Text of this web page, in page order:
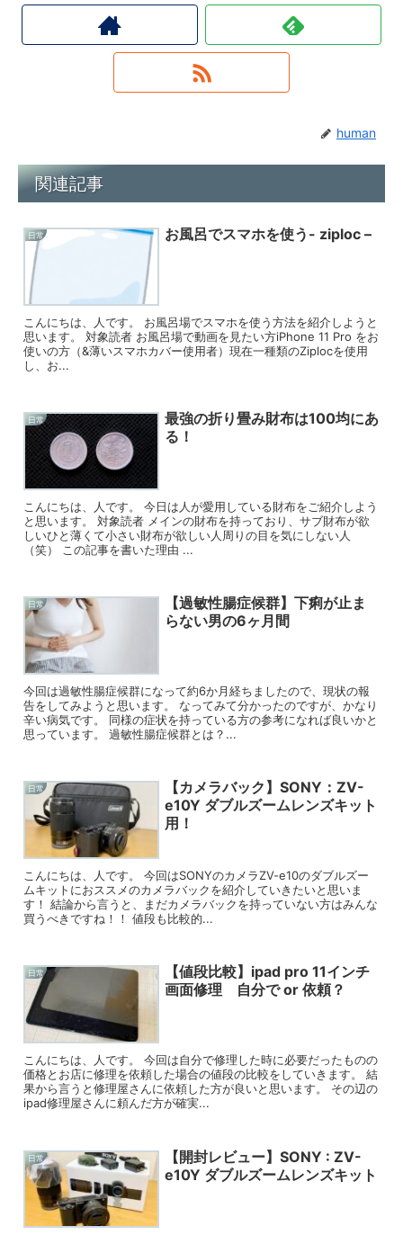
human
関連記事
日常 お風呂でスマホを使う- ziploc –
こんにちは、人です。 お風呂場でスマホを使う方法を紹介しようと
思います。 対象読者 お風呂場で動画を見たい方iPhone 11 Pro をお
使いの方（&薄いスマホカバー使用者）現在一種類のZiplocを使用
し、お...
日常
最強の折り畳み財布は100均にあ
る！
こんにちは、人です。 今日は人が愛用している財布をご紹介しよう
と思います。 対象読者 メインの財布を持っており、サブ財布が欲
しいひと薄くて小さい財布が欲しい人周りの目を気にしない人
（笑） この記事を書いた理由 ...
日常
【過敏性腸症候群】下痢が止ま
らない男の6ヶ月間
今回は過敏性腸症候群になって約6か月経ちましたので、現状の報
告をしてみようと思います。 なってみて分かったのですが、かなり
辛い病気です。 同様の症状を持っている方の参考になれば良いかと
思っています。 過敏性腸症候群とは？...
日常
【カメラバック】SONY：ZV-
e10Y ダブルズームレンズキット
用！
こんにちは、人です。 今回はSONYのカメラZV-e10のダブルズー
ムキットにおススメのカメラバックを紹介していきたいと思いま
す！ 結論から言うと、まだカメラバックを持っていない方はみんな
買うべきですね！！ 値段も比較的...
日常
【値段比較】ipad pro 11インチ
画面修理 自分で or 依頼？
こんにちは、人です。 今回は自分で修理した時に必要だったものの
価格とお店に修理を依頼した場合の値段の比較をしていきます。 結
果から言うと修理屋さんに依頼した方が良いと思います。 その辺の
ipad修理屋さんに頼んだ方が確実...
日常
【開封レビュー】SONY : ZV-
e10Y ダブルズームレンズキット